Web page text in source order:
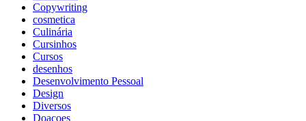
Copywriting
cosmetica
Culinária
Cursinhos
Cursos
desenhos
Desenvolvimento Pessoal
Design
Diversos
Doaçoes